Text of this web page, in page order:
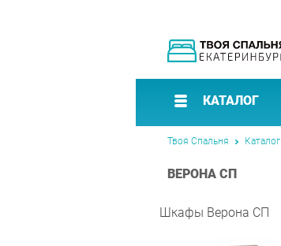
КАТАЛОГ
Твоя Спальня Каталог
ВЕРОНА СП
Шкафы Верона СП